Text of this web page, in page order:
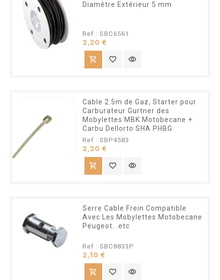
Diamètre Extérieur 5 mm
Ref : SBC6561
2,20 €
shopping_cart favorite_border visibility
Cable 2.5m de Gaz, Starter pour
Carburateur Gurtner des
Mobylettes MBK Motobecane +
Carbu Dellorto SHA PHBG
Ref : SBP4583
2,20 €
shopping_cart favorite_border visibility
Serre Cable Frein Compatible
Avec Les Mobylettes Motobecane
Peugeot...etc
Ref : SBC8833P
2,10 €
shopping_cart favorite_border visibility